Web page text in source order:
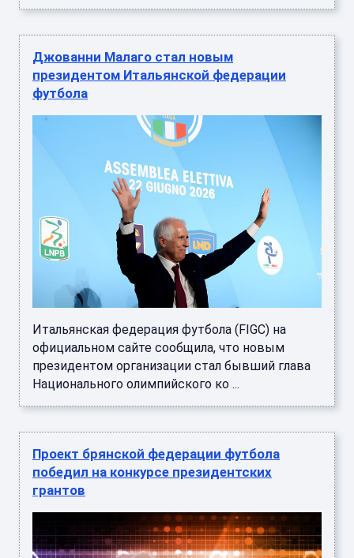
Джованни Малаго стал новым
президентом Итальянской федерации
футбола
Итальянская федерация футбола (FIGC) на
официальном сайте сообщила, что новым
президентом организации стал бывший глава
Национального олимпийского ко ...
Проект брянской федерации футбола
победил на конкурсе президентских
грантов